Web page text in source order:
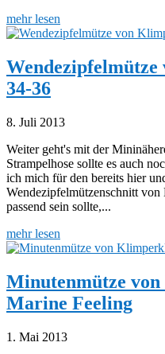
mehr lesen
34-36
8. Juli 2013
Weiter geht's mit der
Strampelhose sollte es auch
ich mich für den bereits hier
Wendezipfelmützenschnitt
passend sein sollte,...
mehr lesen
Minutenmütze
Marine Feeling
1. Mai 2013